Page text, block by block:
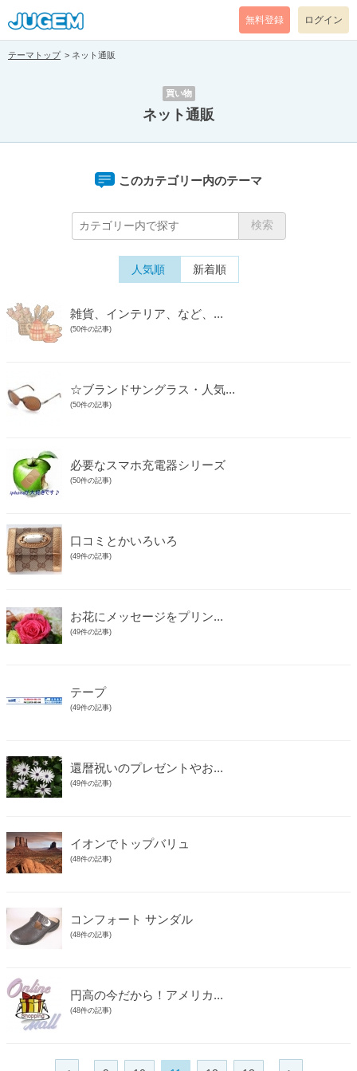
無料登録 ログイン
テーマトップ ネット通販
買い物
ネット通販
このカテゴリー内のテーマ
人気順 新着順
雑貨、インテリア、など、...
(50件の記事)
☆ブランドサングラス・人気...
(50件の記事)
必要なスマホ充電器シリーズ
(50件の記事)
口コミとかいろいろ
(49件の記事)
お花にメッセージをプリン...
(49件の記事)
テープ
(49件の記事)
還暦祝いのプレゼントやお...
(49件の記事)
イオンでトップバリュ
(48件の記事)
コンフォート サンダル
(48件の記事)
円高の今だから！アメリカ...
(48件の記事)